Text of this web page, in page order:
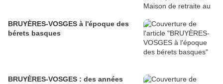
BRUYÈRES-VOSGES à l'époque des
bérets basques
BRUYÈRES-VOSGES : des années